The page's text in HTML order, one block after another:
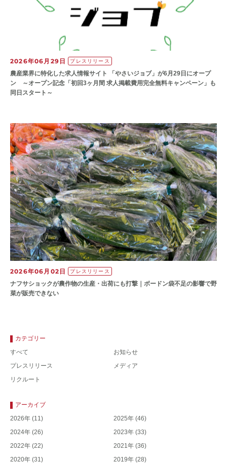
2026年06月29日 プレスリリース
農産業界に特化した求人情報サイト 「やさいジョブ」が6月29日にオープ
ン ～オープン記念「初回3ヶ月間 求人掲載費用完全無料キャンペーン」も
同日スタート～
2026年06月02日 プレスリリース
ナフサショックが農作物の⽣産・出荷にも打撃｜ボードン袋不⾜の影響で野
菜が販売できない
カテゴリー
すべて
お知らせ
プレスリリース
メディア
リクルート
アーカイブ
2026年 (11) 2025年 (46)
2024年 (26) 2023年 (33)
2022年 (22) 2021年 (36)
2020年 (31) 2019年 (28)